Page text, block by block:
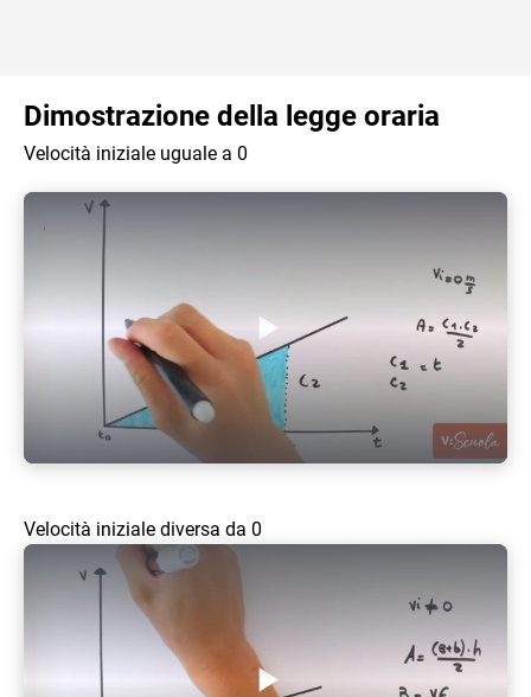
Dimostrazione della legge oraria
Velocità iniziale uguale a 0
Play Video
Velocità iniziale diversa da 0